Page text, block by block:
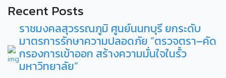
Recent Posts
ราชมงคลสุวรรณภูมิ ศูนย์นนทบุรี ยกระดับ
มาตรการรักษาความปลอดภัย “ตรวจตรา–คัด
กรองการเข้าออก สร้างความมั่นใจในรั้ว
มหาวิทยาลัย”